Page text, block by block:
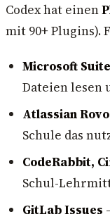
Codex hat einen
mit 90+ Plugins).
Microsoft Suite
Dateien lesen
Atlassian Rovo
Schule das
CodeRabbit,
Schul-
GitLab Issues